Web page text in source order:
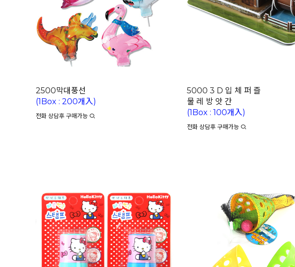
2500막대풍선
(1Box : 200개入)
전화 상담후 구매가능
5000 3 D 입 체 퍼 즐
물 레 방 앗 간
(1Box : 100개入)
전화 상담후 구매가능